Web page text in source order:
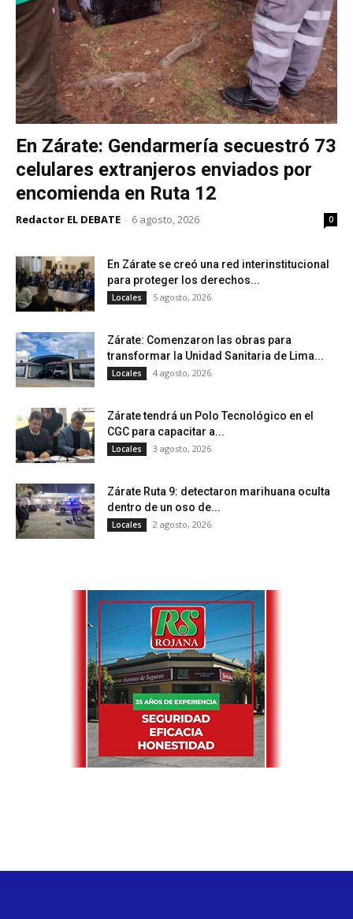
En Zárate: Gendarmería secuestró 73
celulares extranjeros enviados por
encomienda en Ruta 12
Redactor EL DEBATE - 6 agosto, 2026 0
En Zárate se creó una red interinstitucional
para proteger los derechos...
Locales 5 agosto, 2026
Zárate: Comenzaron las obras para
transformar la Unidad Sanitaria de Lima...
Locales 4 agosto, 2026
Zárate tendrá un Polo Tecnológico en el
CGC para capacitar a...
Locales 3 agosto, 2026
Zárate Ruta 9: detectaron marihuana oculta
dentro de un oso de...
Locales 2 agosto, 2026